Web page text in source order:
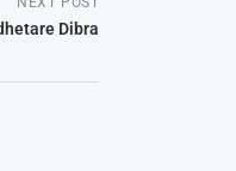
Dibra